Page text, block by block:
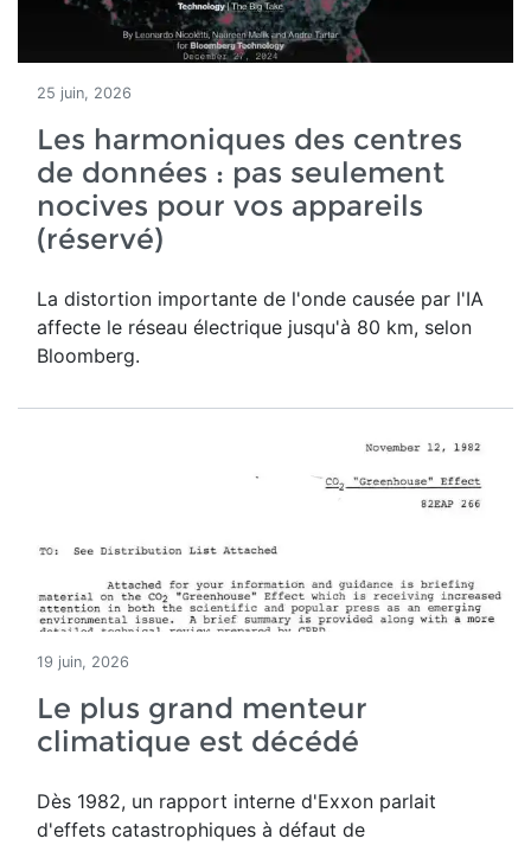
25 juin, 2026
Les harmoniques des centres
de données : pas seulement
nocives pour vos appareils
(réservé)
La distortion importante de l'onde causée par l'IA
affecte le réseau électrique jusqu'à 80 km, selon
Bloomberg.
19 juin, 2026
Le plus grand menteur
climatique est décédé
Dès 1982, un rapport interne d'Exxon parlait
d'effets catastrophiques à défaut de